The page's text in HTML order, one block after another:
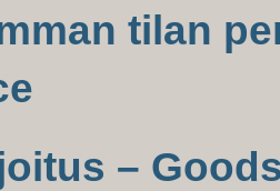
tilan
–